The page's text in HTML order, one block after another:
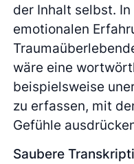
der Inhalt selbst.
emotionalen
wäre eine
beispielsweise
zu erfassen, mit
Gefühle
Saubere